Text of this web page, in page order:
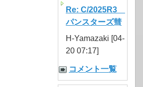
Re: C/2025R3
パンスターズ彗
H-Yamazaki [04-
20 07:17]
コメント一覧